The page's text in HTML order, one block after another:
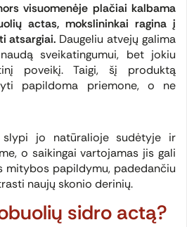
visuomenėje plačiai kalbama
actas, mokslininkai ragina į
atsargiai. Daugeliu atvejų galima
sveikatingumui, bet jokiu
poveikį. Taigi, šį produktą
papildoma priemone, o ne
jo natūralioje sudėtyje ir
o saikingai vartojamas jis gali
mitybos papildymu, padedančiu
naujų skonio derinių.
sidro actą?